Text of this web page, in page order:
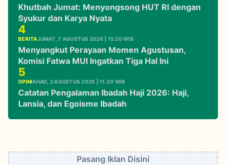
Khutbah Jumat: Menyongsong HUT RI dengan
Syukur dan Karya Nyata
4
BERITAJUMAT, 7 AGUSTUS 2026 | 15.20 WIB
Menyangkut Perayaan Momen Agustusan,
Komisi Fatwa MUI Ingatkan Tiga Hal Ini
5
OPINIAHAD, 2 AGUSTUS 2026 | 11.30 WIB
Catatan Pengalaman Ibadah Haji 2026: Haji,
Lansia, dan Egoisme Ibadah
Pasang Iklan Disini